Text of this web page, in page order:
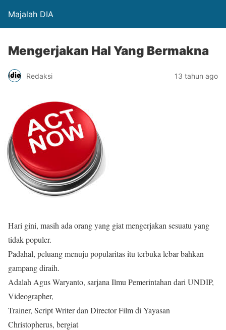
Majalah DIA
Mengerjakan Hal Yang Bermakna
Redaksi 13 tahun ago
Hari gini, masih ada orang yang giat mengerjakan sesuatu yang
tidak populer.
Padahal, peluang menuju popularitas itu terbuka lebar bahkan
gampang diraih.
Adalah Agus Waryanto, sarjana Ilmu Pemerintahan dari UNDIP,
Videographer,
Trainer, Script Writer dan Director Film di Yayasan
Christopherus, bergiat